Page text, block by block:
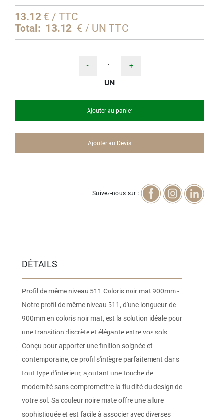
13.12 € / TTC
Total: 13.12 € / UN TTC
-
+
UN
Ajouter au panier
Ajouter au Devis
Suivez-nous sur :
d’images
DÉTAILS
Profil de même niveau 511 Coloris noir mat 900mm -
Notre profil de même niveau 511, d'une longueur de
900mm en coloris noir mat, est la solution idéale pour
une transition discrète et élégante entre vos sols.
Conçu pour apporter une finition soignée et
contemporaine, ce profil s'intègre parfaitement dans
tout type d'intérieur, ajoutant une touche de
modernité sans compromettre la fluidité du design de
votre sol. Sa couleur noire mate offre une allure
sophistiquée et est facile à associer avec diverses